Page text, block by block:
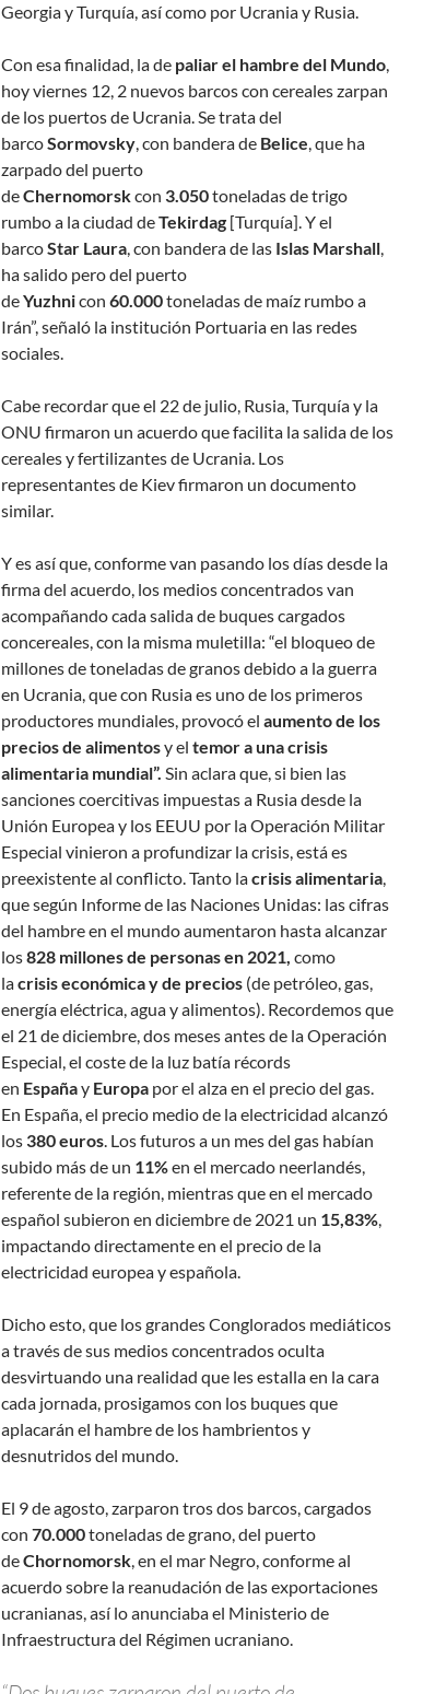
Georgia y Turquía, así como por Ucrania y Rusia.
Con esa finalidad, la de paliar el hambre del Mundo,
hoy viernes 12, 2 nuevos barcos con cereales zarpan
de los puertos de Ucrania. Se trata del
barcoSormovsky, con bandera de Belice, que ha
zarpado del puerto
deChernomorskcon 3.050toneladas de trigo
rumbo a la ciudad deTekirdag [Turquía]. Y el
barcoStar Laura, con bandera de las Islas Marshall,
ha salido pero del puerto
deYuzhnicon 60.000toneladas de maíz rumbo a
Irán”, señaló la institución Portuaria en las redes
sociales.
Cabe recordar que el 22 de julio, Rusia, Turquía y la
ONU firmaron un acuerdo que facilita la salida de los
cereales y fertilizantes de Ucrania. Los
representantes de Kiev firmaron un documento
similar.
Y es así que, conforme van pasando los días desde la
firma del acuerdo, los medios concentrados van
acompañando cada salida de buques cargados
concereales, con la misma muletilla: “el bloqueo de
millones de toneladas de granos debido a la guerra
en Ucrania, que con Rusia es uno de los primeros
productores mundiales, provocó el aumento de los
precios de alimentosy el temor a una crisis
alimentaria mundial”. Sin aclara que, si bien las
sanciones coercitivas impuestas a Rusia desde la
Unión Europea y los EEUU por la Operación Militar
Especial vinieron a profundizar la crisis, está es
preexistente al conflicto. Tanto lacrisis alimentaria,
que según Informe de las Naciones Unidas: las cifras
del hambre en el mundo aumentaron hasta alcanzar
los828 millones de personas en 2021, como
lacrisis económica y de precios (de petróleo, gas,
energía eléctrica, agua y alimentos). Recordemos que
el 21 de diciembre, dos meses antes de la Operación
Especial, el coste de la luz batía récords
en Españay Europa por el alza en el precio del gas.
En España, el precio medio de la electricidad alcanzó
los 380 euros. Los futuros a un mes del gas habían
subido más de un 11%en el mercado neerlandés,
referente de la región, mientras que en el mercado
español subieron en diciembre de 2021 un 15,83%,
impactando directamente en el precio de la
electricidad europea y española.
Dicho esto, que los grandes Conglorados mediáticos
a través de sus medios concentrados oculta
desvirtuando una realidad que les estalla en la cara
cada jornada, prosigamos con los buques que
aplacarán el hambre de los hambrientos y
desnutridos del mundo.
El 9 de agosto, zarparon tros dos barcos, cargados
con 70.000toneladas de grano, del puerto
deChornomorsk, en el mar Negro, conforme al
acuerdo sobre la reanudación de las exportaciones
ucranianas, así lo anunciaba el Ministerio de
Infraestructura del Régimen ucraniano.